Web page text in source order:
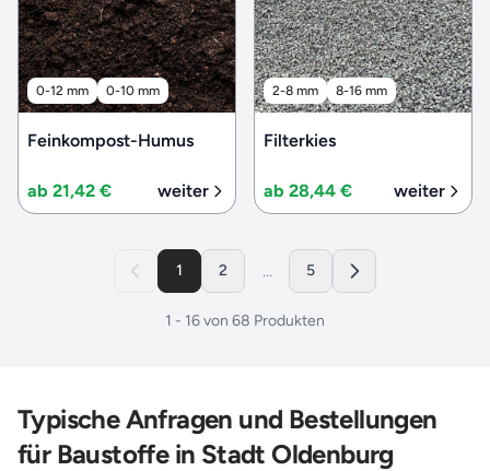
0-12 mm 0-10 mm
Feinkompost-Humus
ab 21,42 € weiter
2-8 mm 8-16 mm
Filterkies
ab 28,44 € weiter
1 2 ... 5
1 - 16von 68 Produkten
Typische Anfragen und Bestellungen
für Baustoffe in Stadt Oldenburg